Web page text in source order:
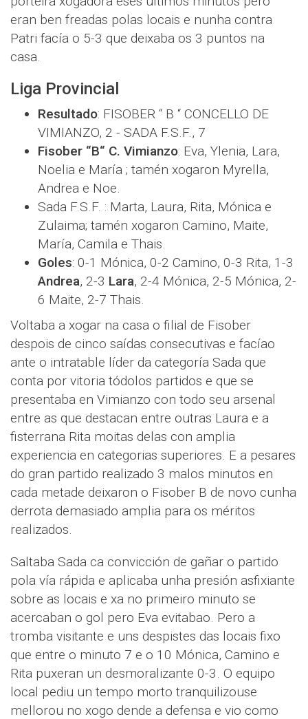
eran ben freadas polas locais e nunha contra
Patri facía o 5-3 que deixaba os 3 puntos na
casa.
Liga Provincial
Resultado: FISOBER “ B “ CONCELLO DE
VIMIANZO, 2 - SADA F.S.F., 7
Fisober “B“ C. Vimianzo: Eva, Ylenia, Lara,
Noelia e María ; tamén xogaron Myrella,
Andrea e Noe.
Sada F.S.F. : Marta, Laura, Rita, Mónica e
Zulaima; tamén xogaron Camino, Maite,
María, Camila e Thais.
Goles: 0-1 Mónica, 0-2 Camino, 0-3 Rita, 1-3
Andrea, 2-3 Lara, 2-4 Mónica, 2-5 Mónica, 2-
6 Maite, 2-7 Thais.
Voltaba a xogar na casa o filial de Fisober
despois de cinco saídas consecutivas e facíao
ante o intratable líder da categoría Sada que
conta por vitoria tódolos partidos e que se
presentaba en Vimianzo con todo seu arsenal
entre as que destacan entre outras Laura e a
fisterrana Rita moitas delas con amplia
experiencia en categorias superiores. E a pesares
do gran partido realizado 3 malos minutos en
cada metade deixaron o Fisober B de novo cunha
derrota demasiado amplia para os méritos
realizados.
Saltaba Sada ca convicción de gañar o partido
pola vía rápida e aplicaba unha presión asfixiante
sobre as locais e xa no primeiro minuto se
acercaban o gol pero Eva evitabao. Pero a
tromba visitante e uns despistes das locais fixo
que entre o minuto 7 e o 10 Mónica, Camino e
Rita puxeran un desmoralizante 0-3. O equipo
local pediu un tempo morto tranquilizouse
mellorou no xogo dende a defensa e vio como